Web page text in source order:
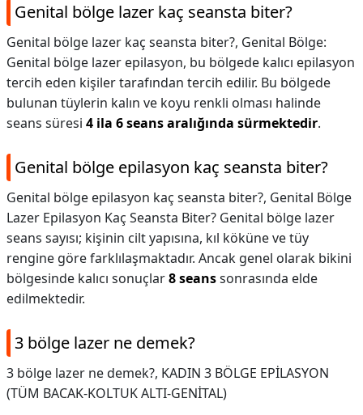
Genital bölge lazer kaç seansta biter?
Genital bölge lazer kaç seansta biter?, Genital Bölge:
Genital bölge lazer epilasyon, bu bölgede kalıcı epilasyon
tercih eden kişiler tarafından tercih edilir. Bu bölgede
bulunan tüylerin kalın ve koyu renkli olması halinde
seans süresi 4 ila 6 seans aralığında sürmektedir.
Genital bölge epilasyon kaç seansta biter?
Genital bölge epilasyon kaç seansta biter?, Genital Bölge
Lazer Epilasyon Kaç Seansta Biter? Genital bölge lazer
seans sayısı; kişinin cilt yapısına, kıl köküne ve tüy
rengine göre farklılaşmaktadır. Ancak genel olarak bikini
bölgesinde kalıcı sonuçlar8 seanssonrasında elde
edilmektedir.
3 bölge lazer ne demek?
3 bölge lazer ne demek?, KADIN 3 BÖLGE EPİLASYON
(TÜM BACAK-KOLTUK ALTI-GENİTAL)